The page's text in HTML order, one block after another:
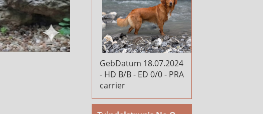
GebDatum 18.07.2024
- HD B/B - ED 0/0 - PRA
carrier